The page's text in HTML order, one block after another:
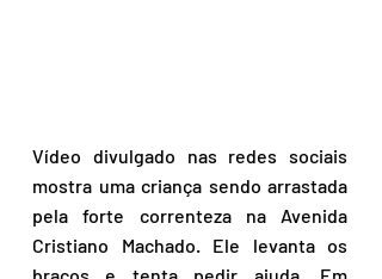
Vídeo divulgado nas redes sociais
mostra uma criança sendo arrastada
pela forte correnteza na Avenida
Cristiano Machado. Ele levanta os